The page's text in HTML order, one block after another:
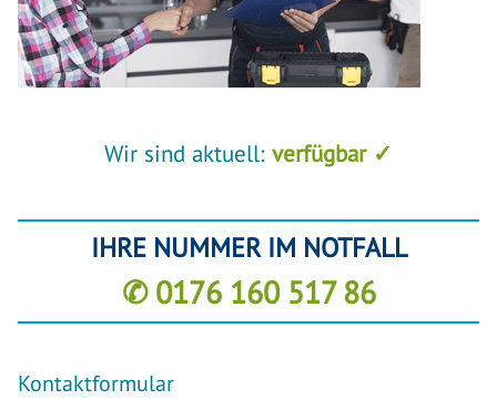
Wir sind aktuell: verfügbar ✓
IHRE NUMMER IM NOTFALL
✆ 0176 160 517 86
Kontaktformular